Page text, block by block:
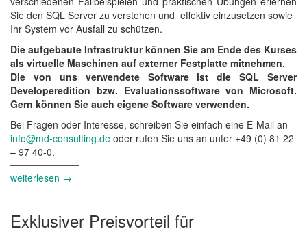
Sie den SQL Server zu verstehen und effektiv einzusetzen sowie
Ihr System vor Ausfall zu schützen.
Die aufgebaute Infrastruktur können Sie am Ende des Kurses
als virtuelle Maschinen auf externer Festplatte mitnehmen.
Die von uns verwendete Software ist die SQL Server
Developeredition bzw. Evaluationssoftware von Microsoft.
Gern können Sie auch eigene Software verwenden.
Bei Fragen oder Interesse, schreiben Sie einfach eine E-Mail an
info@md-consulting.de oder rufen Sie uns an unter +49 (0) 81 22
– 97 40-0.
weiterlesen →
Exklusiver Preisvorteil für